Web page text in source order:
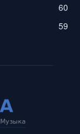
60
59